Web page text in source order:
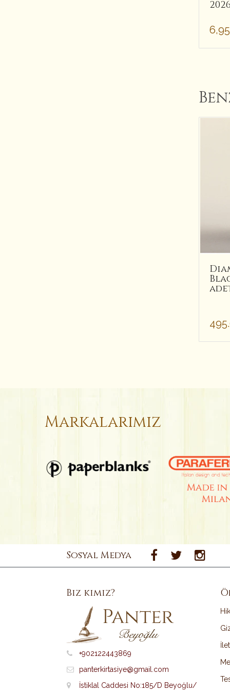
Markalarımız
Sosyal Medya
Biz kimiz?
+902122443869
panterkirtasiye@gmail.com
İstiklal Caddesi No:185/D Beyoğlu/